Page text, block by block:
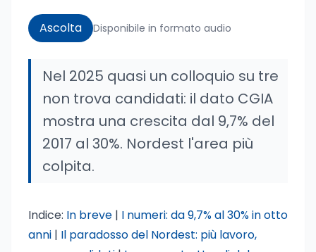
Ascolta Disponibile in formato audio
Nel 2025 quasi un colloquio su tre
non trova candidati: il dato CGIA
mostra una crescita dal 9,7% del
2017 al 30%. Nordest l'area più
colpita.
Indice: In breve | I numeri: da 9,7% al 30% in otto
anni | Il paradosso del Nordest: più lavoro,